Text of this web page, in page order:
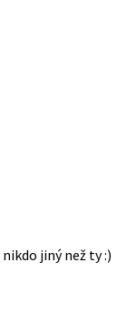
nikdo jiný než ty :)